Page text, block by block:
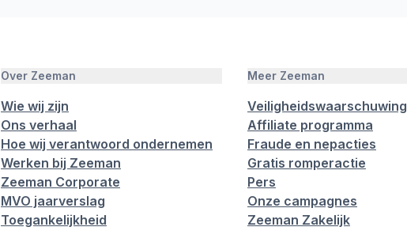
Over Zeeman
Wie wij zijn
Ons verhaal
Hoe wij verantwoord ondernemen
Werken bij Zeeman
Zeeman Corporate
MVO jaarverslag
Toegankelijkheid
Meer Zeeman
Veiligheidswaarschuwing
Affiliate programma
Fraude en nepacties
Gratis romperactie
Pers
Onze campagnes
Zeeman Zakelijk